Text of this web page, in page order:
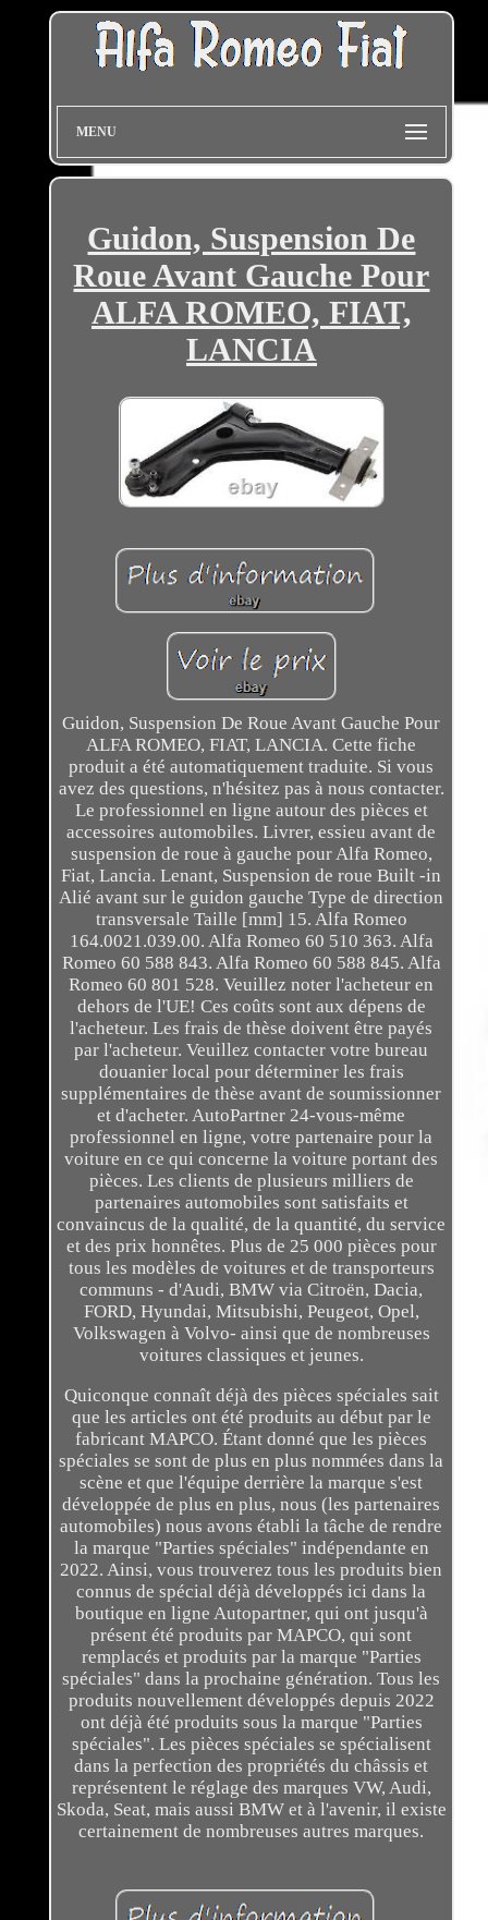
MENU
Guidon, Suspension De
Roue Avant Gauche Pour
ALFA ROMEO, FIAT,
LANCIA
Guidon, Suspension De Roue Avant Gauche Pour
ALFA ROMEO, FIAT, LANCIA. Cette fiche
produit a été automatiquement traduite. Si vous
avez des questions, n'hésitez pas à nous contacter.
Le professionnel en ligne autour des pièces et
accessoires automobiles. Livrer, essieu avant de
suspension de roue à gauche pour Alfa Romeo,
Fiat, Lancia. Lenant, Suspension de roue Built -in
Alié avant sur le guidon gauche Type de direction
transversale Taille [mm] 15. Alfa Romeo
164.0021.039.00. Alfa Romeo 60 510 363. Alfa
Romeo 60 588 843. Alfa Romeo 60 588 845. Alfa
Romeo 60 801 528. Veuillez noter l'acheteur en
dehors de l'UE! Ces coûts sont aux dépens de
l'acheteur. Les frais de thèse doivent être payés
par l'acheteur. Veuillez contacter votre bureau
douanier local pour déterminer les frais
supplémentaires de thèse avant de soumissionner
et d'acheter. AutoPartner 24-vous-même
professionnel en ligne, votre partenaire pour la
voiture en ce qui concerne la voiture portant des
pièces. Les clients de plusieurs milliers de
partenaires automobiles sont satisfaits et
convaincus de la qualité, de la quantité, du service
et des prix honnêtes. Plus de 25 000 pièces pour
tous les modèles de voitures et de transporteurs
communs - d'Audi, BMW via Citroën, Dacia,
FORD, Hyundai, Mitsubishi, Peugeot, Opel,
Volkswagen à Volvo- ainsi que de nombreuses
voitures classiques et jeunes.
Quiconque connaît déjà des pièces spéciales sait
que les articles ont été produits au début par le
fabricant MAPCO. Étant donné que les pièces
spéciales se sont de plus en plus nommées dans la
scène et que l'équipe derrière la marque s'est
développée de plus en plus, nous (les partenaires
automobiles) nous avons établi la tâche de rendre
la marque "Parties spéciales" indépendante en
2022. Ainsi, vous trouverez tous les produits bien
connus de spécial déjà développés ici dans la
boutique en ligne Autopartner, qui ont jusqu'à
présent été produits par MAPCO, qui sont
remplacés et produits par la marque "Parties
spéciales" dans la prochaine génération. Tous les
produits nouvellement développés depuis 2022
ont déjà été produits sous la marque "Parties
spéciales". Les pièces spéciales se spécialisent
dans la perfection des propriétés du châssis et
représentent le réglage des marques VW, Audi,
Skoda, Seat, mais aussi BMW et à l'avenir, il existe
certainement de nombreuses autres marques.